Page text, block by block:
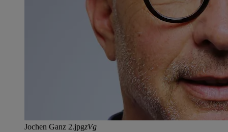
Jochen Ganz 2.jpgzVg